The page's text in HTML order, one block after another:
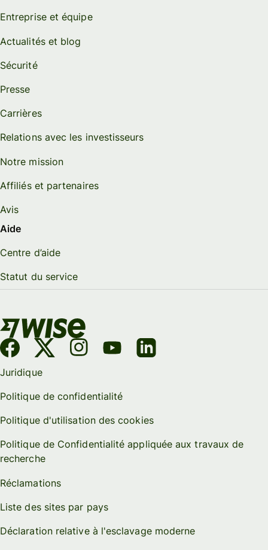
Entreprise et équipe
Actualités et blog
Sécurité
Presse
Carrières
Relations avec les investisseurs
Notre mission
Affiliés et partenaires
Avis
Aide
Centre d’aide
Statut du service
Juridique
Politique de confidentialité
Politique d'utilisation des cookies
Politique de Confidentialité appliquée aux travaux de
recherche
Réclamations
Liste des sites par pays
Déclaration relative à l'esclavage moderne